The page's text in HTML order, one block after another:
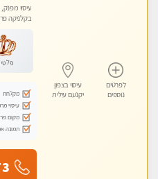
לפרטים
נוספים
עיסוי בצפון
יקנעם עילית
עיסוי מפנק,
בקלניקה
מקלחת
עיסוי
מקום
תמונה